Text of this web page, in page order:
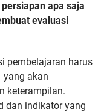
apa saja
evaluasi
pembelajaran harus
akan
keterampilan.
dan indikator yang